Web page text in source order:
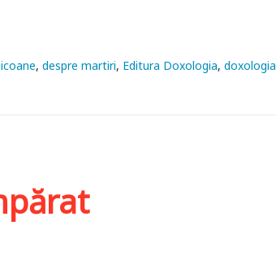
despre martiri Editura Doxologia doxologia